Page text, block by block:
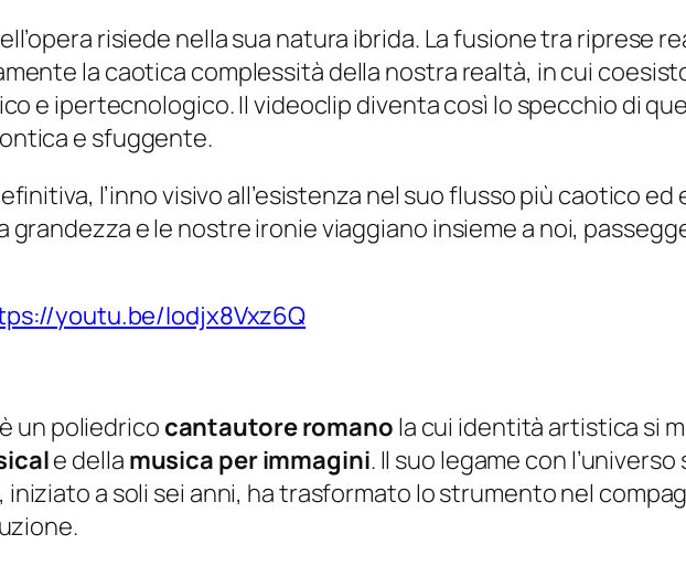
risiede nella sua natura ibrida. La fusione tra riprese
la caotica complessità della nostra realtà, in cui
e ipertecnologico. Il videoclip diventa così lo specchio di
e sfuggente.
l’inno visivo all’esistenza nel suo flusso più caotico
grandezza e le nostre ironie viaggiano insieme a noi,
youtu.be/Iodjx8Vxz6Q
è un poliedrico cantautore romano la cui identità artistica si
e della musica per immagini. Il suo legame con
iniziato a soli sei anni, ha trasformato lo strumento nel